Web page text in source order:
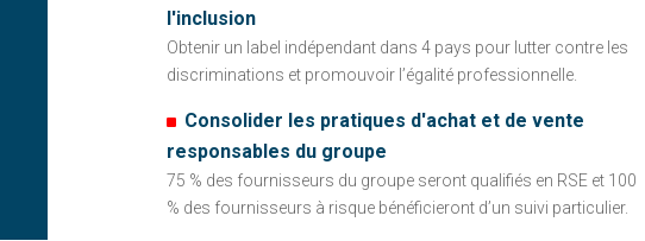
l'inclusion
Obtenir un label indépendant dans 4 pays pour lutter contre les
discriminations et promouvoir l’égalité professionnelle.
Consolider les pratiques d'achat et de vente
responsables du groupe
75 % des fournisseurs du groupe seront qualifiés en RSE et 100
% des fournisseurs à risque bénéficieront d’un suivi particulier.